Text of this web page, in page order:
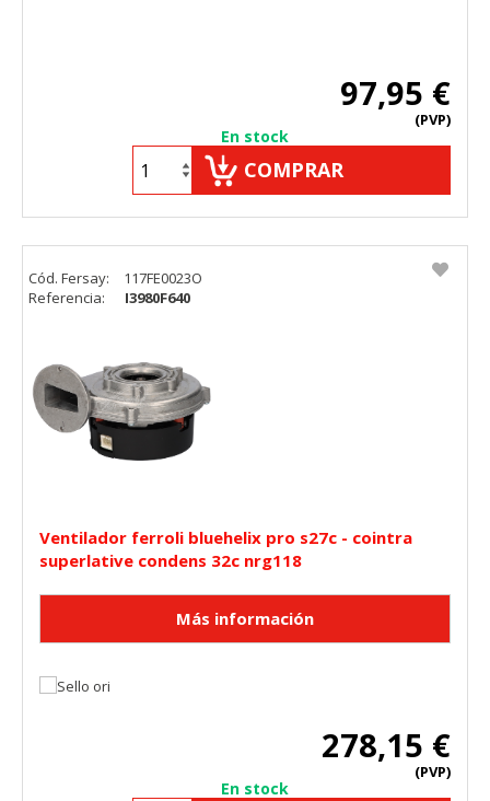
97,95 €
(PVP)
En stock
COMPRAR
Ventilador ferroli bluehelix pro s27c - cointra
superlative condens 32c nrg118
278,15 €
(PVP)
En stock
Cód. Fersay:
117FE0023O
Referencia:
I3980F640